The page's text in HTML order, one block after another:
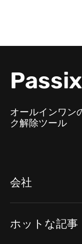
オールインワン
ク解除ツール
会社
ホットな記事